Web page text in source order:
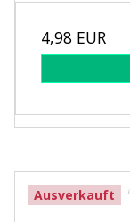
4,98 EUR
Ausverkauft